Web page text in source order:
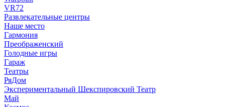
VR72
Развлекательные центры
Наше место
Гармония
Преображенский
Голодные игры
Гараж
Театры
РяДом
Экспериментальный Шекспировский Театр
Май